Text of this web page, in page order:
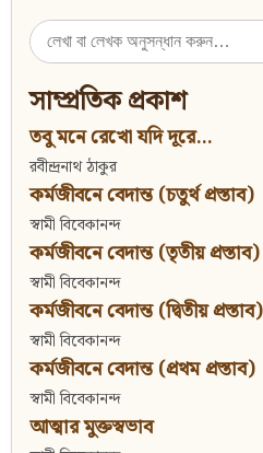
Search
for:
সাম্প্রতিক প্রকাশ
তবু মনে রেখো যদি দূরে...
রবীন্দ্রনাথ ঠাকুর
কর্মজীবনে বেদান্ত (চতুর্থ প্রস্তাব)
স্বামী বিবেকানন্দ
কর্মজীবনে বেদান্ত (তৃতীয় প্রস্তাব)
স্বামী বিবেকানন্দ
কর্মজীবনে বেদান্ত (দ্বিতীয় প্রস্তাব)
স্বামী বিবেকানন্দ
কর্মজীবনে বেদান্ত (প্রথম প্রস্তাব)
স্বামী বিবেকানন্দ
আত্মার মুক্তস্বভাব